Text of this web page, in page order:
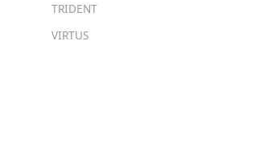
TRIDENT
VIRTUS